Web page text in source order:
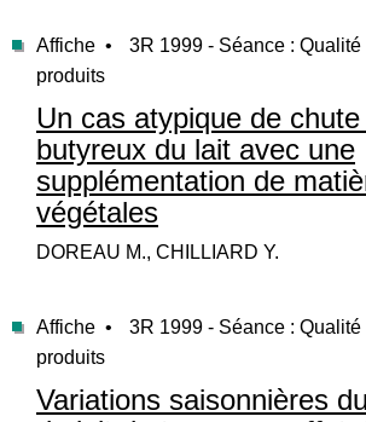
Affiche •
3R 1999 - Séance :
produits
Un cas atypique de
butyreux du lait avec une
supplémentation de
végétales
DOREAU M., CHILLIARD Y.
Affiche •
3R 1999 - Séance :
produits
Variations saisonnières